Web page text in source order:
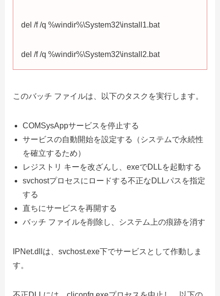
del /f /q %windir%\System32\install1.bat
del /f /q %windir%\System32\install2.bat
このバッチ ファイルは、以下のタスクを実行します。
COMSysAppサービスを停止する
サービスの自動開始を設定する（システムで永続性
を確立するため）
レジストリ キーを改ざんし、exeでDLLを起動する
svchostプロセスにロードする不正なDLLパスを指定
する
直ちにサービスを再開する
バッチ ファイルを削除し、システム上の痕跡を消す
IPNet.dllは、svchost.exe下でサービスとして作動しま
す。